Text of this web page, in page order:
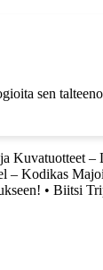
sen
Kuvatuotteet –
– Kodikas
• Biitsi